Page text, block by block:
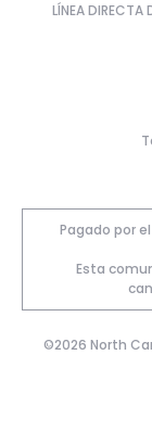
LÍNEA
Pagado por
Esta
©2026 North